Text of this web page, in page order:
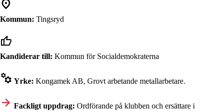
Kommun: Tingsryd
Kandiderar till: Kommun för Socialdemokraterna
Yrke: Kongamek AB, Grovt arbetande metallarbetare.
Fackligt uppdrag: Ordförande på klubben och ersättare i